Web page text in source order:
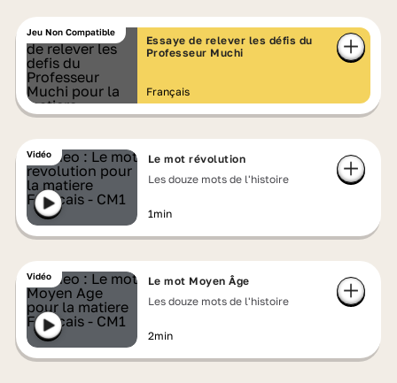
Jeu Non Compatible
Essaye de relever les défis du
Professeur Muchi
Français
Vidéo
Le mot révolution
Les douze mots de l'histoire
1min
Vidéo
Le mot Moyen Âge
Les douze mots de l'histoire
2min